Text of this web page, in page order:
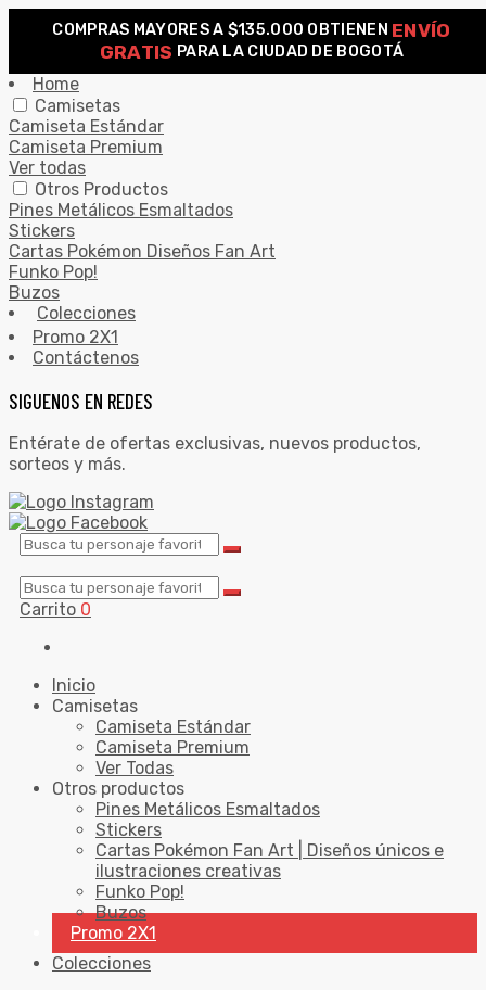
COMPRAS MAYORES A $135.000 OBTIENEN ENVÍO
GRATIS PARA LA CIUDAD DE BOGOTÁ
SEARCH
Home
Camisetas
Camiseta Estándar
Camiseta Premium
Ver todas
Otros Productos
Pines Metálicos Esmaltados
Stickers
Cartas Pokémon Diseños Fan Art
Funko Pop!
Buzos
Colecciones
Promo 2X1
Contáctenos
SIGUENOS EN REDES
Entérate de ofertas exclusivas, nuevos productos,
sorteos y más.
Carrito 0
Inicio
Camisetas
Camiseta Estándar
Camiseta Premium
Ver Todas
Otros productos
Pines Metálicos Esmaltados
Stickers
Cartas Pokémon Fan Art | Diseños únicos e
ilustraciones creativas
Funko Pop!
Buzos
Promo 2X1
Colecciones